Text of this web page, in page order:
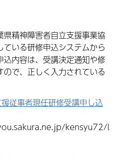
精神障害者自立支援事業協
いる研修申込システムから
内容は、受講決定通知や修
で、正しく入力されている
従事者現任研修受講申し込
kensyu72/l